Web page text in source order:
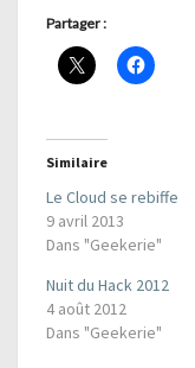
Partager :
Similaire
Le Cloud se rebiffe
9 avril 2013
Dans "Geekerie"
Nuit du Hack 2012
4 août 2012
Dans "Geekerie"